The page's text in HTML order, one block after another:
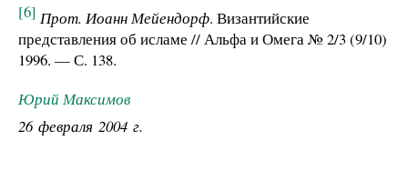
[6] Прот. Иоанн Мейендорф. Византийские
представления об исламе // Альфа и Омега № 2/3 (9/10)
1996. — С. 138.
Юрий Максимов
26 февраля 2004 г.